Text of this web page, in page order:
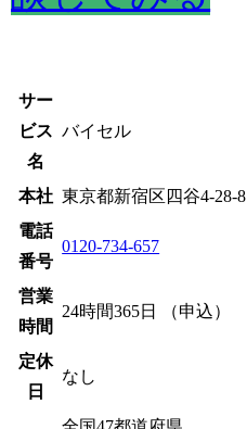
サー
ビス
名
バイセル
本社 東京都新宿区四谷4-28-8
電話
番号
0120-734-657
営業
時間
24時間365日 （申込）
定休
日
なし